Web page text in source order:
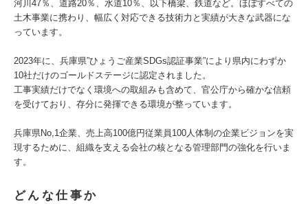
河川47％、道路20％、水道10％、以下橋梁、鉄道など。ほぼすべての
土木事業に携わり、幅広く対応できる技術力と実績が大きな武器にな
っています。
2023年に、兵庫県”ひょうご産業SDGs認証事業”により県内にわずか
10社だけのゴールドステージに認定されました。
工事実績だけでなく環境への取組みも含めて、官公庁から確かな信頼
を受けており、存分に発揮できる環境が整っています。
兵庫県No,1企業、売上高100億円従業員100人体制の企業ビジョンを実
現するために、組織を支える会社の核となる管理部門の強化を行いま
す。
どんな仕事か